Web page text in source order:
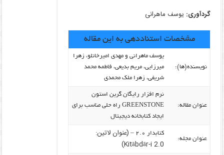
گردآوری: یوسف ماهرانی
مشخصات استناددهی به این مقاله
نویسنده‌(ها):
یوسف ماهرانی و مهدی امیرخانلو، زهرا
میرزایی، مریم بدیعی، فاطمه محمد
شریفی، زهرا ملک محمدی
عنوان مقاله:
نرم افزار رایگان گرین استون
GREENSTONE راه حلی مناسب برای
ایجاد کتابخانه دیجیتال
عنوان مجله:
کتابدار ۲.۰ –
(عنوان لاتین:
Kitābdār-i 2.0)